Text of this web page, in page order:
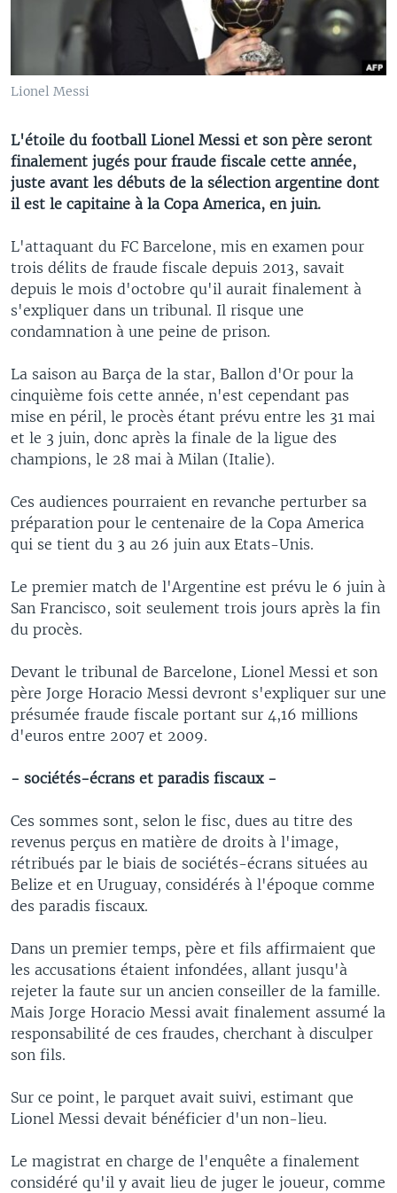
Lionel Messi
L'étoile du football Lionel Messi et son père seront
finalement jugés pour fraude fiscale cette année,
juste avant les débuts de la sélection argentine dont
il est le capitaine à la Copa America, en juin.
L'attaquant du FC Barcelone, mis en examen pour
trois délits de fraude fiscale depuis 2013, savait
depuis le mois d'octobre qu'il aurait finalement à
s'expliquer dans un tribunal. Il risque une
condamnation à une peine de prison.
La saison au Barça de la star, Ballon d'Or pour la
cinquième fois cette année, n'est cependant pas
mise en péril, le procès étant prévu entre les 31 mai
et le 3 juin, donc après la finale de la ligue des
champions, le 28 mai à Milan (Italie).
Ces audiences pourraient en revanche perturber sa
préparation pour le centenaire de la Copa America
qui se tient du 3 au 26 juin aux Etats-Unis.
Le premier match de l'Argentine est prévu le 6 juin à
San Francisco, soit seulement trois jours après la fin
du procès.
Devant le tribunal de Barcelone, Lionel Messi et son
père Jorge Horacio Messi devront s'expliquer sur une
présumée fraude fiscale portant sur 4,16 millions
d'euros entre 2007 et 2009.
- sociétés-écrans et paradis fiscaux -
Ces sommes sont, selon le fisc, dues au titre des
revenus perçus en matière de droits à l'image,
rétribués par le biais de sociétés-écrans situées au
Belize et en Uruguay, considérés à l'époque comme
des paradis fiscaux.
Dans un premier temps, père et fils affirmaient que
les accusations étaient infondées, allant jusqu'à
rejeter la faute sur un ancien conseiller de la famille.
Mais Jorge Horacio Messi avait finalement assumé la
responsabilité de ces fraudes, cherchant à disculper
son fils.
Sur ce point, le parquet avait suivi, estimant que
Lionel Messi devait bénéficier d'un non-lieu.
Le magistrat en charge de l'enquête a finalement
considéré qu'il y avait lieu de juger le joueur, comme